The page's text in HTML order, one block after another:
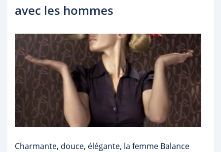
avec les hommes
Charmante, douce, élégante, la femme Balance